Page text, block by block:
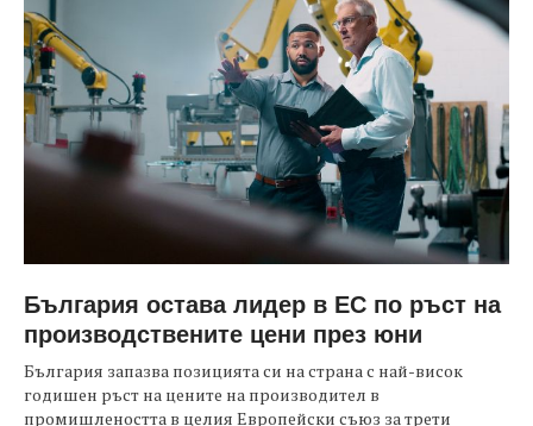
България остава лидер в ЕС по ръст на
производствените цени през юни
България запазва позицията си на страна с най-висок
годишен ръст на цените на производител в
промишлеността в целия Европейски съюз за трети